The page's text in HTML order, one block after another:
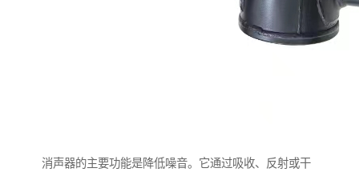
消声器的主要功能是降低噪音。它通过吸收、反射或干